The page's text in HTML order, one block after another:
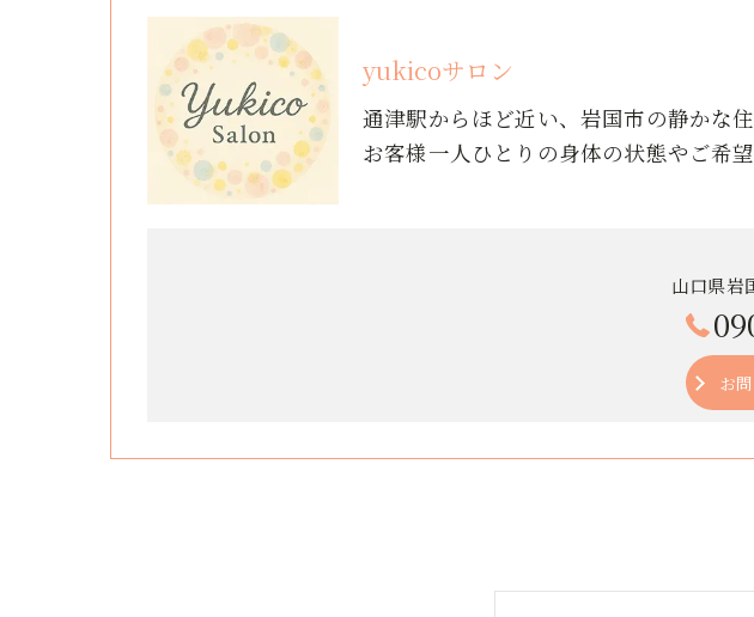
yukicoサロン
通津駅からほど近い、岩国市の静かな
お客様一人ひとりの身体の状態やご希
山口県岩
お